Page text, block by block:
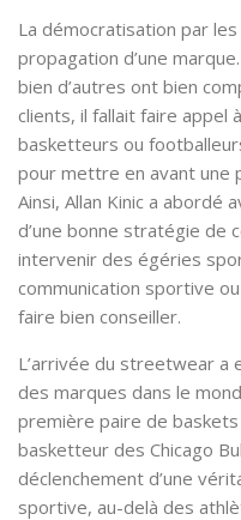
La démocratisation par
propagation d’une marque.
bien d’autres ont bien
clients, il fallait faire appel
basketteurs ou
pour mettre en avant une
Ainsi, Allan Kinic a abordé
d’une bonne stratégie de
intervenir des égéries
communication sportive
faire bien conseiller.
L’arrivée du streetwear a
des marques dans le
première paire de baskets
basketteur des Chicago
déclenchement d’une
sportive, au-delà des